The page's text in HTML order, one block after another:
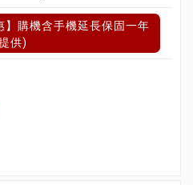
】購機含手機延長保固一年
供)